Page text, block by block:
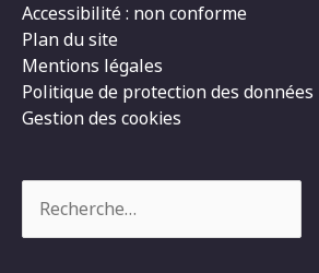
Accessibilité : non conforme
Plan du site
Mentions légales
Politique de protection des données
Gestion des cookies